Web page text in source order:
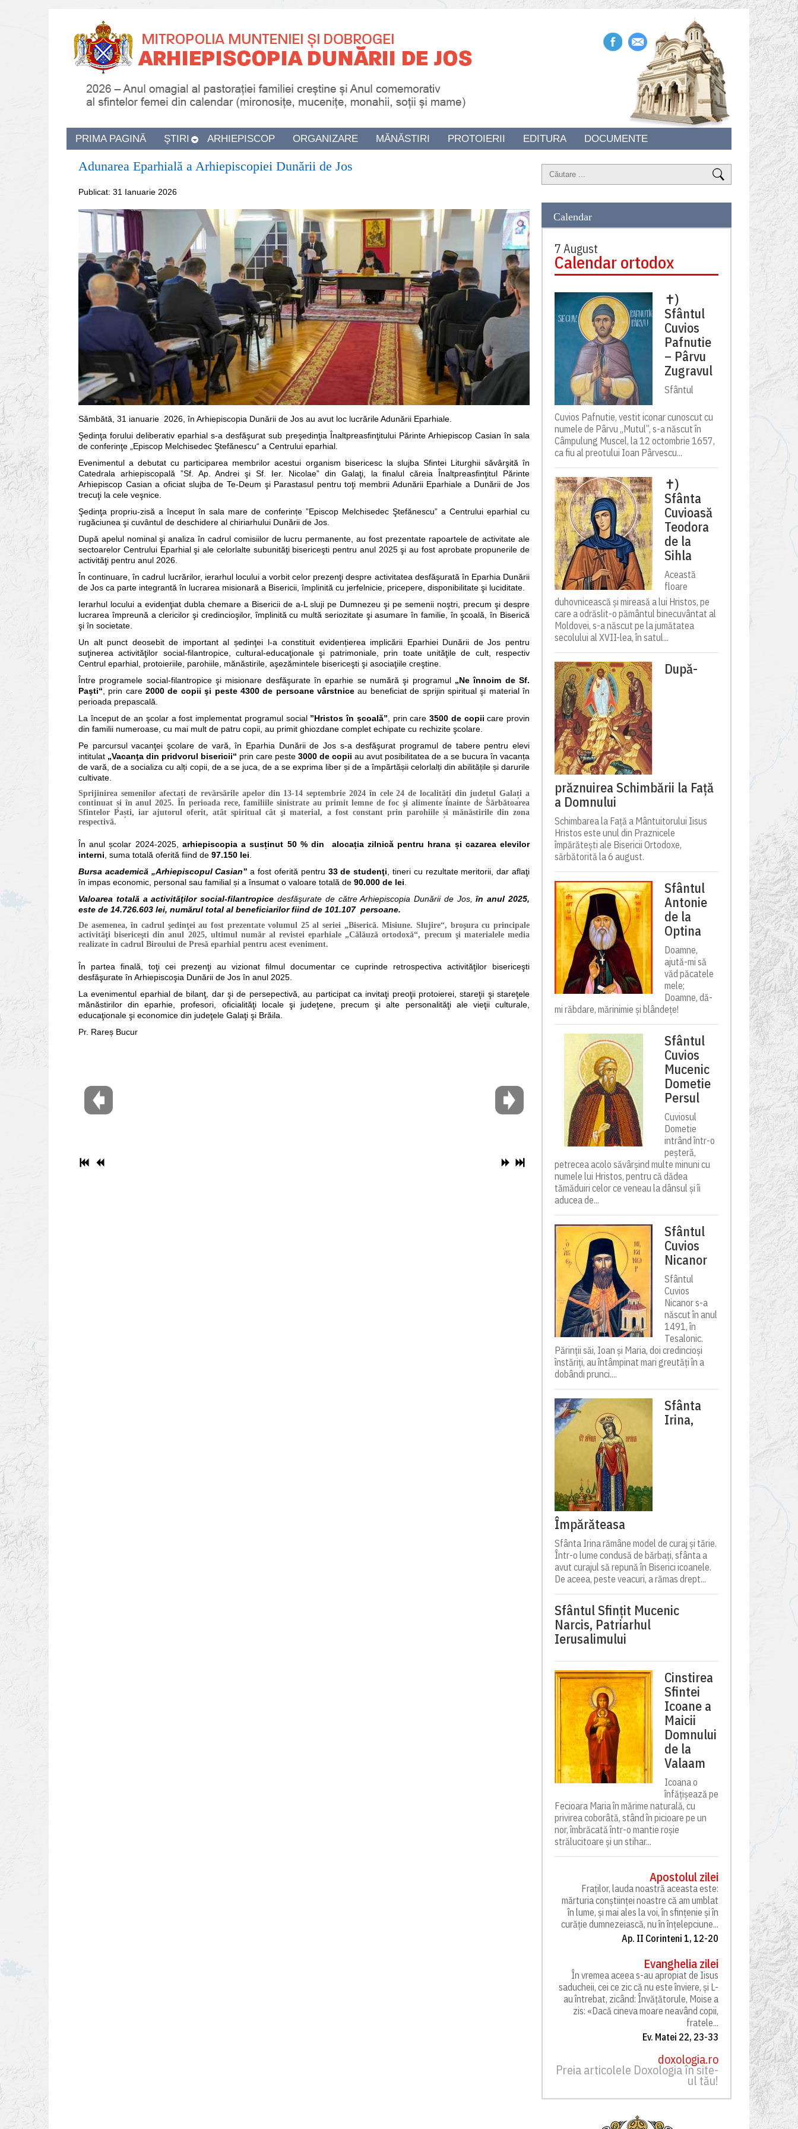
PRIMA PAGINĂ ŞTIRI ARHIEPISCOP ORGANIZARE MĂNĂSTIRI PROTOIERII EDITURA DOCUMENTE
Adunarea Eparhială a Arhiepiscopiei Dunării de Jos
Publicat: 31 Ianuarie 2026
Sâmbătă, 31 ianuarie 2026, în Arhiepiscopia Dunării de Jos au avut loc lucrările Adunării Eparhiale.
Şedinţa forului deliberativ eparhial s-a desfăşurat sub preşedinţia Înaltpreasfinţitului Părinte Arhiepiscop Casian în sala
de conferinţe „Episcop Melchisedec Ştefănescu“ a Centrului eparhial.
Evenimentul a debutat cu participarea membrilor acestui organism bisericesc la slujba Sfintei Liturghii săvârşită în
Catedrala arhiepiscopală ”Sf. Ap. Andrei şi Sf. Ier. Nicolae” din Galaţi, la finalul căreia Înaltpreasfinţitul Părinte
Arhiepiscop Casian a oficiat slujba de Te-Deum şi Parastasul pentru toţi membrii Adunării Eparhiale a Dunării de Jos
trecuţi la cele veşnice.
Şedinţa propriu-zisă a început în sala mare de conferințe ”Episcop Melchisedec Ştefănescu” a Centrului eparhial cu
rugăciunea şi cuvântul de deschidere al chiriarhului Dunării de Jos.
După apelul nominal şi analiza în cadrul comisiilor de lucru permanente, au fost prezentate rapoartele de activitate ale
sectoarelor Centrului Eparhial şi ale celorlalte subunităţi bisericeşti pentru anul 2025 şi au fost aprobate propunerile de
activităţi pentru anul 2026.
În continuare, în cadrul lucrărilor, ierarhul locului a vorbit celor prezenţi despre activitatea desfăşurată în Eparhia Dunării
de Jos ca parte integrantă în lucrarea misionară a Bisericii, împlinită cu jerfelnicie, pricepere, disponibilitate şi luciditate.
Ierarhul locului a evidenţiat dubla chemare a Bisericii de a-L sluji pe Dumnezeu şi pe semenii noştri, precum şi despre
lucrarea împreună a clericilor şi credincioşilor, împlinită cu multă seriozitate şi asumare în familie, în şcoală, în Biserică
şi în societate.
Un alt punct deosebit de important al ședinţei l-a constituit evidențierea implicării Eparhiei Dunării de Jos pentru
suţinerea activităţilor social-filantropice, cultural-educaţionale şi patrimoniale, prin toate unităţile de cult, respectiv
Centrul eparhial, protoieriile, parohiile, mănăstirile, aşezămintele bisericeşti şi asociaţiile creştine.
Între programele social-filantropice şi misionare desfăşurate în eparhie se numără şi programul „Ne înnoim de Sf.
Paşti“, prin care2000 de copii şi peste 4300 de persoane vârstniceau beneficiat de sprijin spiritual şi material în
perioada prepascală.
La început de an şcolar a fost implementat programul social ”Hristos în școală”, prin care3500 de copii care provin
din familii numeroase, cu mai mult de patru copii, au primit ghiozdane complet echipate cu rechizite şcolare.
Pe parcursul vacanţei şcolare de vară, în Eparhia Dunării de Jos s-a desfăşurat programul de tabere pentru elevi
intitulat „Vacanţa din pridvorul bisericii“ prin care peste 3000 de copii au avut posibilitatea de a se bucura în vacanța
de vară, de a socializa cu alți copii, de a se juca, de a se exprima liber și de a împărtășii celorlalți din abilitățile și darurile
cultivate.
Sprijinirea semenilor afectați de revărsările apelor din 13-14 septembrie 2024 în cele 24 de localități din județul Galați a
continuat și în anul 2025. În perioada rece, familiile sinistrate au primit lemne de foc şi alimente înainte de Sărbătoarea
Sfintelor Paști, iar ajutorul oferit, atât spiritual cât şi material, a fost constant prin parohiile și mănăstirile din zona
respectivă.
În anul școlar 2024-2025, arhiepiscopia a susținut 50 % din alocația zilnică pentru hrana și cazarea elevilor
interni, suma totală oferită fiind de 97.150 lei.
Bursa academică „Arhiepiscopul Casian” a fost oferită pentru 33 de studenţi, tineri cu rezultate meritorii, dar aflaţi
în impas economic, personal sau familial și a însumat o valoare totală de 90.000 de lei.
Valoarea totală a activităţilor social-filantropice desfăşurate de către Arhiepiscopia Dunării de Jos, în anul 2025,
este de 14.726.603 lei, numărul total al beneficiarilor fiind de 101.107 persoane.
De asemenea, în cadrul şedinţei au fost prezentate volumul 25 al seriei „Biserică. Misiune. Slujire“, broşura cu principale
activităţi bisericeşti din anul 2025, ultimul număr al revistei eparhiale „Călăuză ortodoxă“, precum şi materialele media
realizate în cadrul Biroului de Presă eparhial pentru acest eveniment.
În partea finală, toţi cei prezenţi au vizionat filmul documentar ce cuprinde retrospectiva activităţilor bisericeşti
desfăşurate în Arhiepiscoşia Dunării de Jos în anul 2025.
La evenimentul eparhial de bilanţ, dar şi de persepectivă, au participat ca invitaţi preoţii protoierei, stareţii şi stareţele
mănăstirilor din eparhie, profesori, oficialităţi locale şi judeţene, precum şi alte personalităţi ale vieţii culturale,
educaţionale şi economice din judeţele Galaţi şi Brăila.
Pr. Rareș Bucur
Calendar
7 August
Calendar ortodox
✝)
Sfântul
Cuvios
Pafnutie
– Pârvu
Zugravul
Sfântul
Cuvios Pafnutie, vestit iconar cunoscut cu
numele de Pârvu „Mutul”, s-a născut în
Câmpulung Muscel, la 12 octombrie 1657,
ca fiu al preotului Ioan Pârvescu...
✝)
Sfânta
Cuvioasă
Teodora
de la
Sihla
Această
floare
duhovnicească și mireasă a lui Hristos, pe
care a odrăslit-o pământul binecuvântat al
Moldovei, s-a născut pe la jumătatea
secolului al XVII-lea, în satul...
După-
prăznuirea Schimbării la Față
a Domnului
Schimbarea la Față a Mântuitorului Iisus
Hristos este unul din Praznicele
împărătești ale Bisericii Ortodoxe,
sărbătorită la 6 august.
Sfântul
Antonie
de la
Optina
Doamne,
ajută-mi să
văd păcatele
mele;
Doamne, dă-
mi răbdare, mărinimie şi blândeţe!
Sfântul
Cuvios
Mucenic
Dometie
Persul
Cuviosul
Dometie
intrând într-o
peșteră,
petrecea acolo săvârșind multe minuni cu
numele lui Hristos, pentru că dădea
tămăduiri celor ce veneau la dânsul și îi
aducea de...
Sfântul
Cuvios
Nicanor
Sfântul
Cuvios
Nicanor s-a
născut în anul
1491, în
Tesalonic.
Părinții săi, Ioan și Maria, doi credincioși
înstăriți, au întâmpinat mari greutăți în a
dobândi prunci....
Sfânta
Irina,
Împărăteasa
Sfânta Irina rămâne model de curaj și tărie.
Într-o lume condusă de bărbați, sfânta a
avut curajul să repună în Biserici icoanele.
De aceea, peste veacuri, a rămas drept...
Sfântul Sfinţit Mucenic
Narcis, Patriarhul
Ierusalimului
Cinstirea
Sfintei
Icoane a
Maicii
Domnului
de la
Valaam
Icoana o
înfățișează pe
Fecioara Maria în mărime naturală, cu
privirea coborâtă, stând în picioare pe un
nor, îmbrăcată într-o mantie roșie
strălucitoare și un stihar...
Apostolul zilei
Fraților, lauda noastră aceasta este:
mărturia conștiinței noastre că am umblat
în lume, și mai ales la voi, în sfințenie și în
curăție dumnezeiască, nu în înțelepciune...
Ap. II Corinteni 1, 12-20
Evanghelia zilei
În vremea aceea s-au apropiat de Iisus
saducheii, cei ce zic că nu este înviere, și L-
au întrebat, zicând: Învățătorule, Moise a
zis: «Dacă cineva moare neavând copii,
fratele...
Ev. Matei 22, 23-33
doxologia.ro
Preia articolele Doxologia în site-
ul tău!